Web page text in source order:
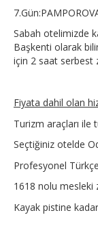
Sabah otelimizde
Başkenti olarak
için 2 saat serbest
Fiyata dahil olan
Turizm araçları ile
Seçtiğiniz otelde
Profesyonel
1618 nolu mesleki
Kayak pistine